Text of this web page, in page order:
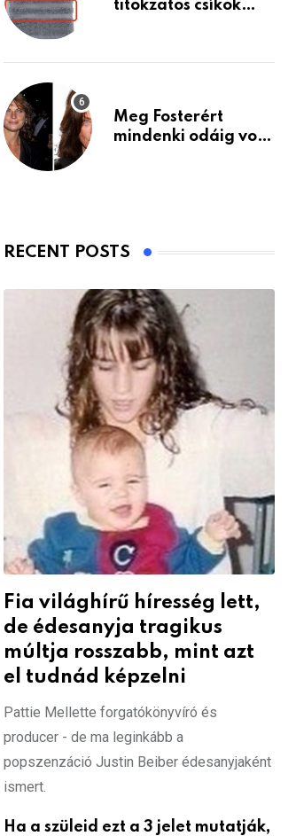
titokzatos csíkok
Meg Fosterért
mindenki odáig volt
RECENT POSTS
Fia világhírű híresség lett,
de édesanyja tragikus
múltja rosszabb, mint azt
el tudnád képzelni
Pattie Mellette forgatókönyvíró és
producer - de ma leginkább a
popszenzáció Justin Beiber édesanyjaként
ismert.
Ha a szüleid ezt a 3 jelet mutatják,